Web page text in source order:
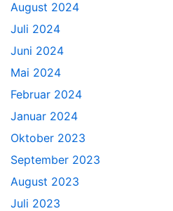
August 2024
Juli 2024
Juni 2024
Mai 2024
Februar 2024
Januar 2024
Oktober 2023
September 2023
August 2023
Juli 2023